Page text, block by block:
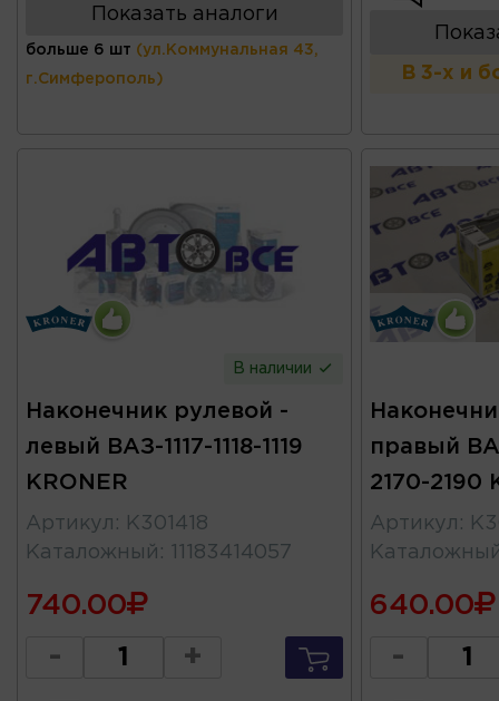
Показать аналоги
больше 6 шт (ул.Коммунальная 43,
г.Симферополь) В 3-х и
В наличии
Наконечник рулевой -
левый ВАЗ-1117-1118-1119
KRONER
Артикул :
K301418
Каталожный : 11183414057
740.00
- +
правый
2170-2190
Артикул :
640.00
-